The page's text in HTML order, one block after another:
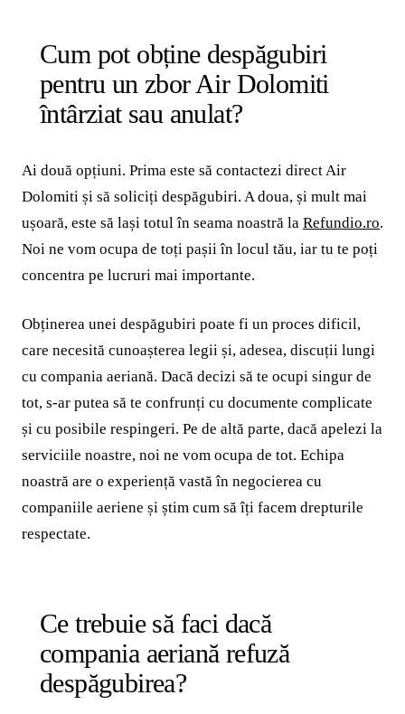
Cum pot obține despăgubiri
pentru un zbor Air Dolomiti
întârziat sau anulat?
Ai două opțiuni. Prima este să contactezi direct Air
Dolomiti și să soliciți despăgubiri. A doua, și mult mai
ușoară, este să lași totul în seama noastră la Refundio.ro.
Noi ne vom ocupa de toți pașii în locul tău, iar tu te poți
concentra pe lucruri mai importante.
Obținerea unei despăgubiri poate fi un proces dificil,
care necesită cunoașterea legii și, adesea, discuții lungi
cu compania aeriană. Dacă decizi să te ocupi singur de
tot, s-ar putea să te confrunți cu documente complicate
și cu posibile respingeri. Pe de altă parte, dacă apelezi la
serviciile noastre, noi ne vom ocupa de tot. Echipa
noastră are o experiență vastă în negocierea cu
companiile aeriene și știm cum să îți facem drepturile
respectate.
Ce trebuie să faci dacă
compania aeriană refuză
despăgubirea?